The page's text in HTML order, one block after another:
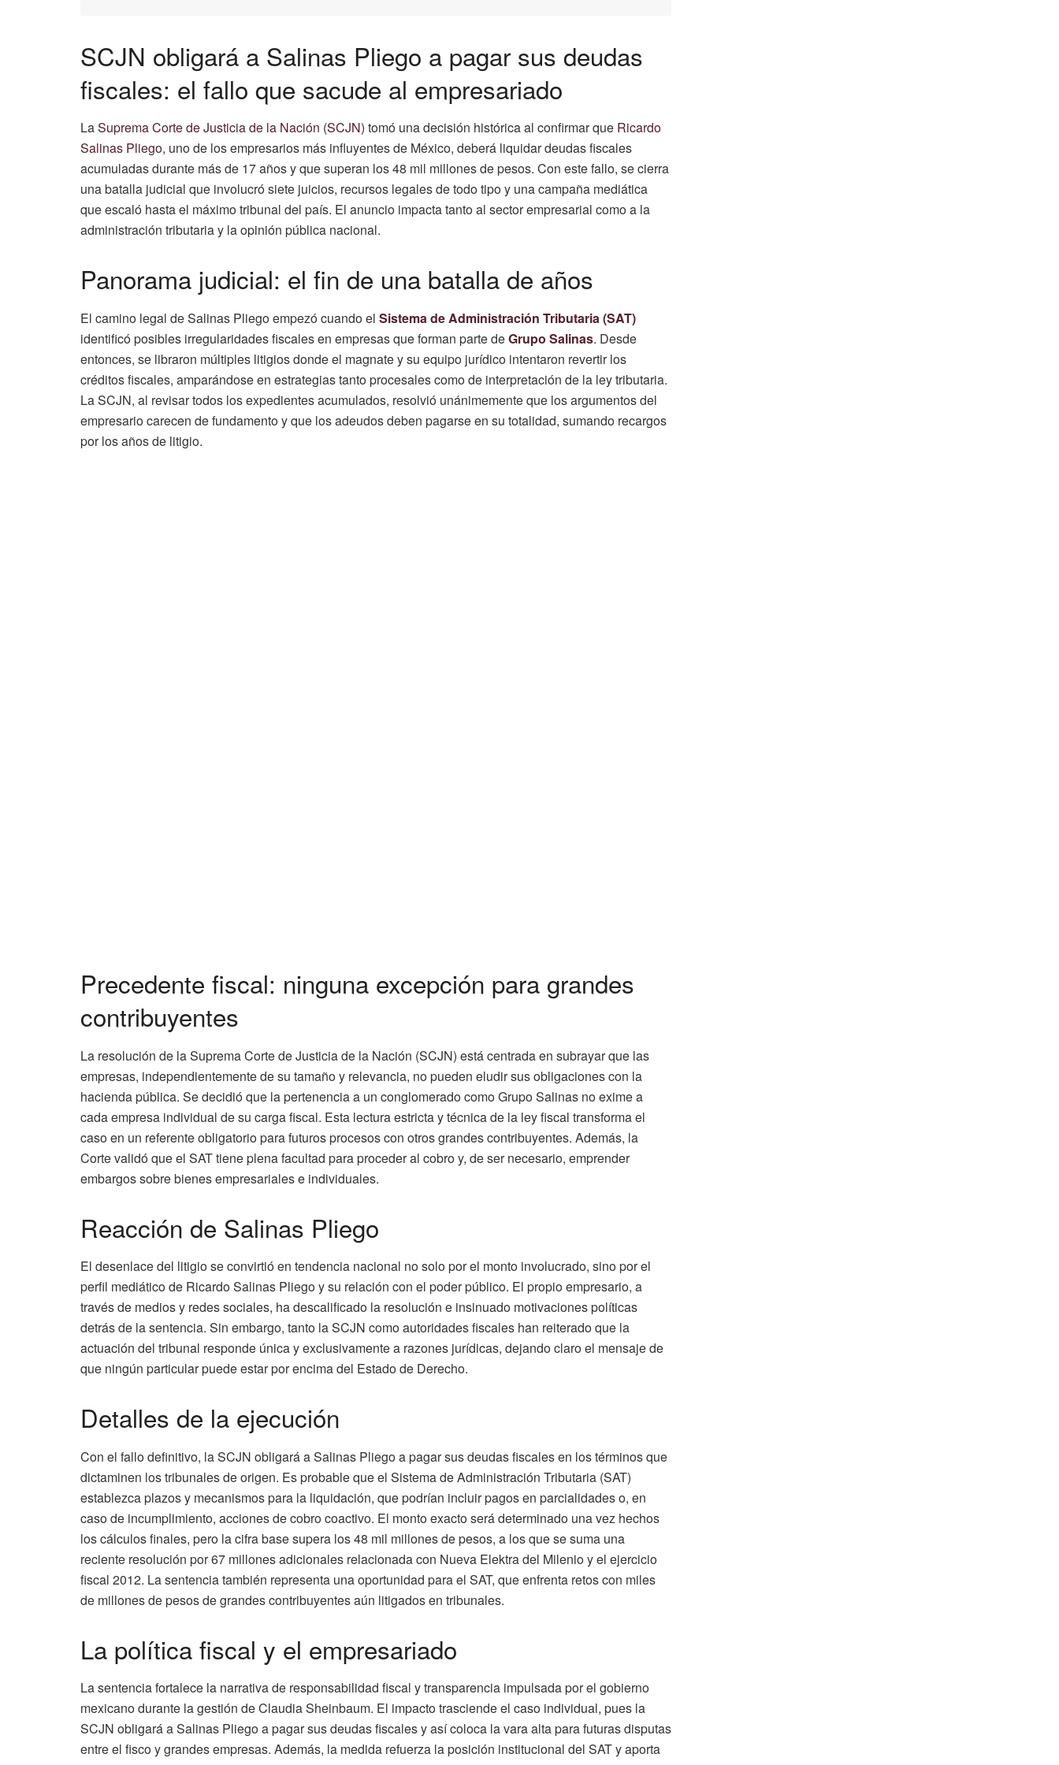
SCJN obligará a Salinas Pliego a pagar sus deudas
fiscales: el fallo que sacude al empresariado
LaSuprema Corte de Justicia de la Nación (SCJN) tomó una decisión histórica al confirmar que Ricardo
Salinas Pliego, uno de los empresarios más influyentes de México, deberá liquidar deudas fiscales
acumuladas durante más de 17 años y que superan los 48 mil millones de pesos. Con este fallo, se cierra
una batalla judicial que involucró siete juicios, recursos legales de todo tipo y una campaña mediática
que escaló hasta el máximo tribunal del país. El anuncio impacta tanto al sector empresarial como a la
administración tributaria y la opinión pública nacional.​
Panorama judicial: el fin de una batalla de años
El camino legal de Salinas Pliego empezó cuando el Sistema de Administración Tributaria (SAT)
identificó posibles irregularidades fiscales en empresas que forman parte deGrupo Salinas. Desde
entonces, se libraron múltiples litigios donde el magnate y su equipo jurídico intentaron revertir los
créditos fiscales, amparándose en estrategias tanto procesales como de interpretación de la ley tributaria.
La SCJN, al revisar todos los expedientes acumulados, resolvió unánimemente que los argumentos del
empresario carecen de fundamento y que los adeudos deben pagarse en su totalidad, sumando recargos
por los años de litigio.​
Precedente fiscal: ninguna excepción para grandes
contribuyentes
La resolución de la Suprema Corte de Justicia de la Nación (SCJN) está centrada en subrayar que las
empresas, independientemente de su tamaño y relevancia, no pueden eludir sus obligaciones con la
hacienda pública. Se decidió que la pertenencia a un conglomerado como Grupo Salinas no exime a
cada empresa individual de su carga fiscal. Esta lectura estricta y técnica de la ley fiscal transforma el
caso en un referente obligatorio para futuros procesos con otros grandes contribuyentes. Además, la
Corte validó que el SAT tiene plena facultad para proceder al cobro y, de ser necesario, emprender
embargos sobre bienes empresariales e individuales.​
Reacción de Salinas Pliego
El desenlace del litigio se convirtió en tendencia nacional no solo por el monto involucrado, sino por el
perfil mediático de Ricardo Salinas Pliego y su relación con el poder público. El propio empresario, a
través de medios y redes sociales, ha descalificado la resolución e insinuado motivaciones políticas
detrás de la sentencia. Sin embargo, tanto la SCJN como autoridades fiscales han reiterado que la
actuación del tribunal responde única y exclusivamente a razones jurídicas, dejando claro el mensaje de
que ningún particular puede estar por encima del Estado de Derecho.​
Detalles de la ejecución
Con el fallo definitivo, la SCJN obligará a Salinas Pliego a pagar sus deudas fiscales en los términos que
dictaminen los tribunales de origen. Es probable que el Sistema de Administración Tributaria (SAT)
establezca plazos y mecanismos para la liquidación, que podrían incluir pagos en parcialidades o, en
caso de incumplimiento, acciones de cobro coactivo. El monto exacto será determinado una vez hechos
los cálculos finales, pero la cifra base supera los 48 mil millones de pesos, a los que se suma una
reciente resolución por 67 millones adicionales relacionada con Nueva Elektra del Milenio y el ejercicio
fiscal 2012. La sentencia también representa una oportunidad para el SAT, que enfrenta retos con miles
de millones de pesos de grandes contribuyentes aún litigados en tribunales.​
La política fiscal y el empresariado
La sentencia fortalece la narrativa de responsabilidad fiscal y transparencia impulsada por el gobierno
mexicano durante la gestión de Claudia Sheinbaum. El impacto trasciende el caso individual, pues la
SCJN obligará a Salinas Pliego a pagar sus deudas fiscales y así coloca la vara alta para futuras disputas
entre el fisco y grandes empresas. Además, la medida refuerza la posición institucional del SAT y aporta